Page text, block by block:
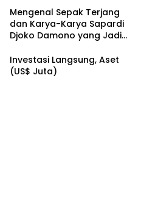
Mengenal Sepak Terjang
dan Karya-Karya Sapardi
Djoko Damono yang Jadi
Investasi Langsung, Aset
(US$ Juta)